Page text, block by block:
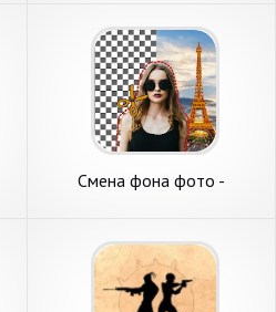
Смена фона фото -